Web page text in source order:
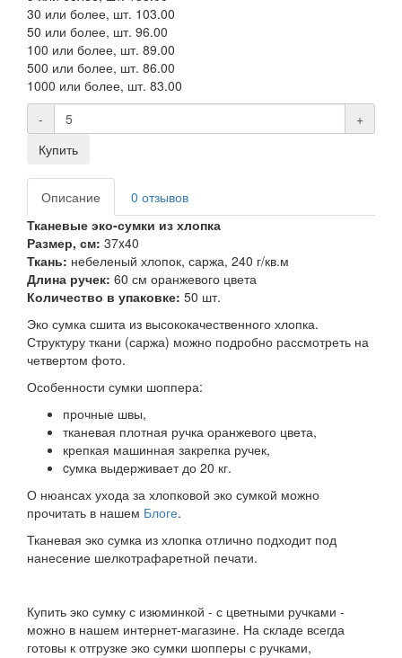
30 или более, шт. 103.00
50 или более, шт. 96.00
100 или более, шт. 89.00
500 или более, шт. 86.00
1000 или более, шт. 83.00
-
+
Купить
Описание
0 отзывов
Тканевые эко-сумки из хлопка
Размер, см: 37x40
Ткань: небеленый хлопок, саржа, 240 г/кв.м
Длина ручек: 60 см оранжевого цвета
Количество в упаковке: 50 шт.
Эко сумка сшита из высококачественного хлопка.
Структуру ткани (саржа) можно подробно рассмотреть на
четвертом фото.
Особенности сумки шоппера:
прочные швы,
тканевая плотная ручка оранжевого цвета,
крепкая машинная закрепка ручек,
cумка выдерживает до 20 кг.
О нюансах ухода за хлопковой эко сумкой можно
прочитать в нашем Блоге.
Тканевая эко сумка из хлопка отлично подходит под
нанесение шелкотрафаретной печати.
Купить эко сумку с изюминкой - с цветными ручками -
можно в нашем интернет-магазине. На складе всегда
готовы к отгрузке эко сумки шопперы с ручками,